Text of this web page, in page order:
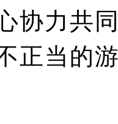
协力共
正当的